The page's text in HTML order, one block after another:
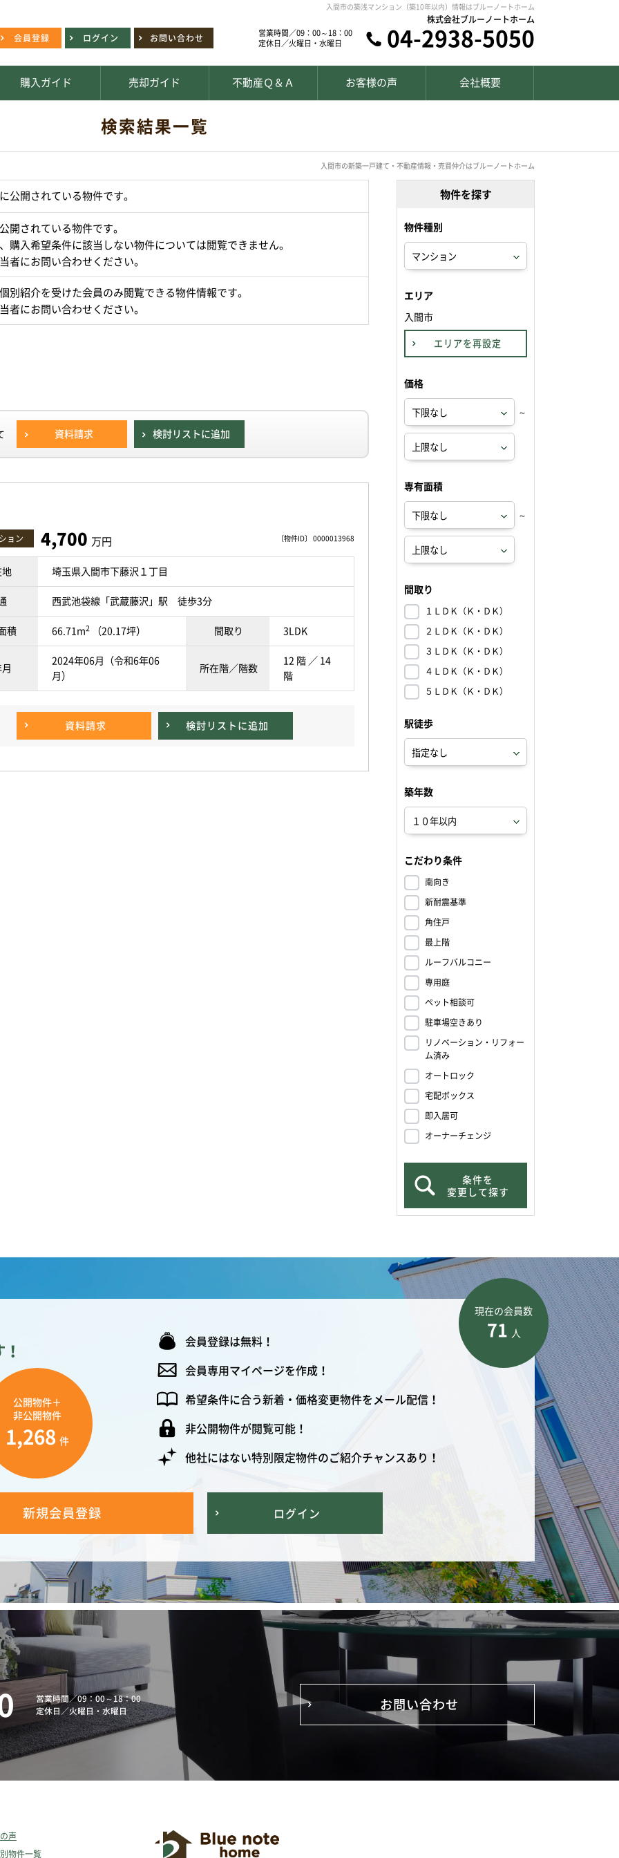
入間市の築浅マンション（築10年以内）情報はブルーノートホーム
会員登録 ログイン お問い合わせ
営業時間／09：00～18：00
定休日／火曜日・水曜日
株式会社ブルーノートホーム
04-2938-5050
購入ガイド 売却ガイド 不動産Ｑ＆Ａ お客様の声 会社概要
検索結果一覧
入間市の新築一戸建て・不動産情報・売買仲介はブルーノートホーム
公開されている物件です。
開されている物件です。
購入希望条件に該当しない物件については閲覧できません。
者にお問い合わせください。
別紹介を受けた会員のみ閲覧できる物件情報です。
者にお問い合わせください。
資料請求 検討リストに追加
〔物件ID〕 0000013968
ョン 4,700 万円
埼玉県入間市下藤沢１丁目
西武池袋線「武蔵藤沢」駅 徒歩3分
積 66.71m2 （20.17坪） 間取り 3LDK
2024年06月（令和6年06
月）
所在階／階数
12 階 ／ 14
階
資料請求 検討リストに追加
物件を探す
物件種別
エリア
入間市
エリアを再設定
価格
～
専有面積
～
間取り
１ＬＤＫ（Ｋ・ＤＫ）
２ＬＤＫ（Ｋ・ＤＫ）
３ＬＤＫ（Ｋ・ＤＫ）
４ＬＤＫ（Ｋ・ＤＫ）
５ＬＤＫ（Ｋ・ＤＫ）
駅徒歩
築年数
こだわり条件
南向き
新耐震基準
角住戸
最上階
ルーフバルコニー
専用庭
ペット相談可
駐車場空きあり
リノベーション・リフォー
ム済み
オートロック
宅配ボックス
即入居可
オーナーチェンジ
条件を
変更して探す
公開物件＋
非公開物件
1,268 件
現在の会員数
71 人
会員登録は無料！
会員専用マイページを作成！
希望条件に合う新着・価格変更物件をメール配信！
非公開物件が閲覧可能！
他社にはない特別限定物件のご紹介チャンスあり！
新規会員登録 ログイン
営業時間／09：00～18：00
定休日／火曜日・水曜日 お問い合わせ
声
物件一覧